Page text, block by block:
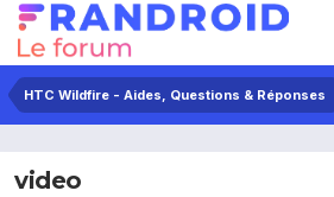
HTC Wildfire - Aides, Questions & Réponses
video